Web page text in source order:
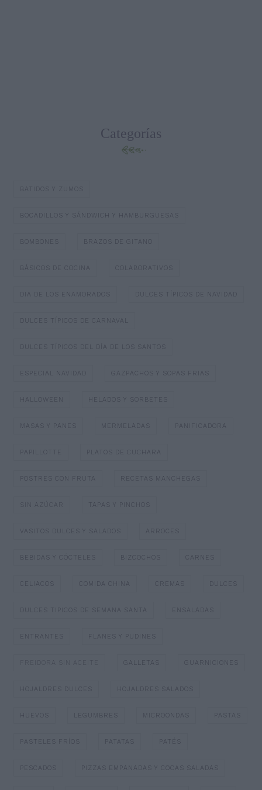
Categorías
BATIDOS Y ZUMOS
BOCADILLOS Y SÁNDWICH Y HAMBURGUESAS
BOMBONES BRAZOS DE GITANO
BÁSICOS DE COCINA COLABORATIVOS
DIA DE LOS ENAMORADOS DULCES TÍPICOS DE NAVIDAD
DULCES TÍPICOS DE CARNAVAL
DULCES TÍPICOS DEL DÍA DE LOS SANTOS
ESPECIAL NAVIDAD GAZPACHOS Y SOPAS FRIAS
HALLOWEEN HELADOS Y SORBETES
MASAS Y PANES MERMELADAS PANIFICADORA
PAPILLOTTE PLATOS DE CUCHARA
POSTRES CON FRUTA RECETAS MANCHEGAS
SIN AZÚCAR TAPAS Y PINCHOS
VASITOS DULCES Y SALADOS ARROCES
BEBIDAS Y CÓCTELES BIZCOCHOS CARNES
CELIACOS COMIDA CHINA CREMAS
DULCES TIPICOS DE SEMANA SANTA ENSALADAS
ENTRANTES FLANES Y PUDINES
FREIDORA SIN ACEITE GALLETAS GUARNICIONES
HOJALDRES DULCES HOJALDRES SALADOS
HUEVOS LEGUMBRES MICROONDAS PASTAS
PASTELES FRÍOS PATATAS PATÉS
PESCADOS PIZZAS EMPANADAS Y COCAS SALADAS